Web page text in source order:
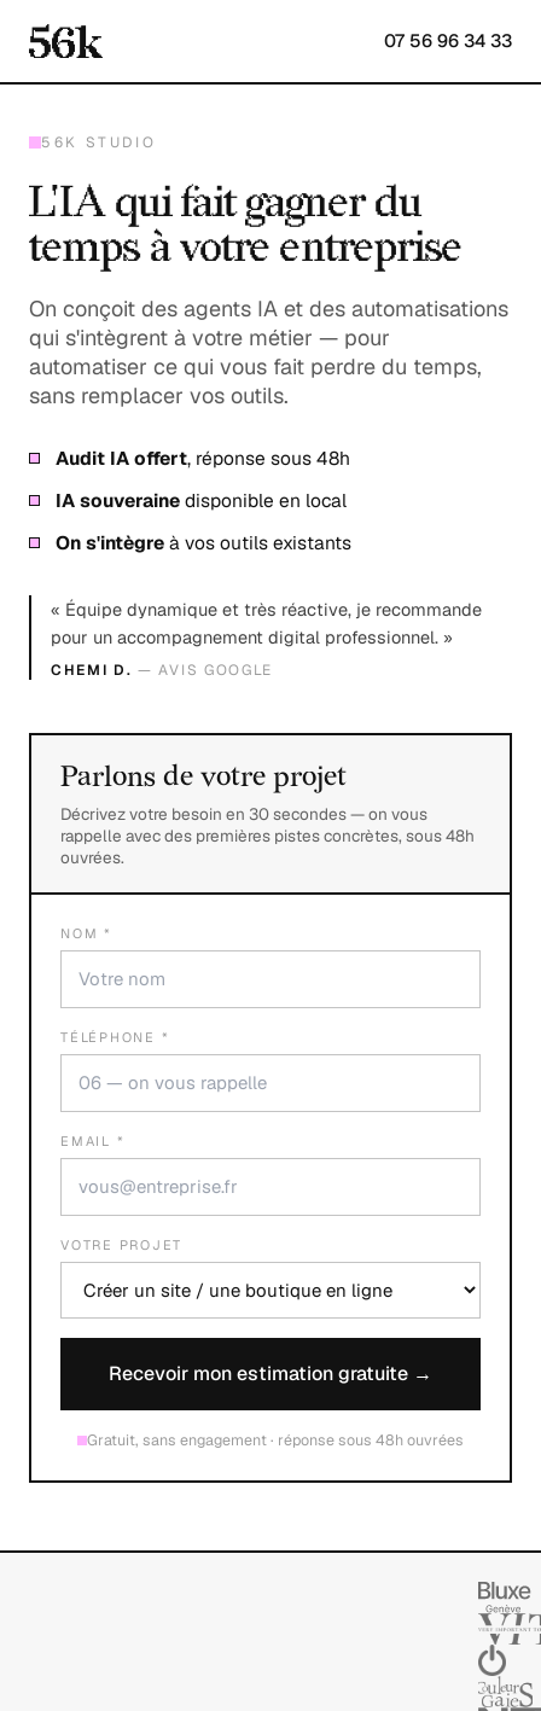
07 56 96 34 33
56K STUDIO
L'IA qui fait gagner du
temps à votre entreprise
On conçoit des agents IA et des automatisations
qui s'intègrent à votre métier — pour
automatiser ce qui vous fait perdre du temps,
sans remplacer vos outils.
Audit IA offert, réponse sous 48h
IA souverainedisponible en local
On s'intègreà vos outils existants
« Équipe dynamique et très réactive, je recommande
pour un accompagnement digital professionnel. »
CHEMI D. — AVIS GOOGLE
Parlons de votre projet
Décrivez votre besoin en 30 secondes — on vous
rappelle avec des premières pistes concrètes, sous 48h
ouvrées.
NOM *
TÉLÉPHONE *
EMAIL *
VOTRE PROJET
Recevoir mon estimation gratuite →
Gratuit, sans engagement · réponse sous 48h ouvrées